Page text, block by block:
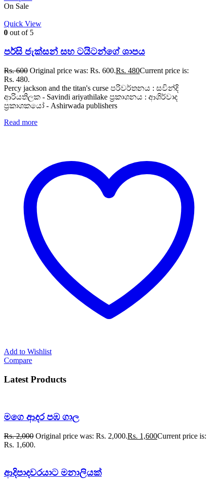
On Sale
Quick View
0 out of 5
පර්සි ජැක්සන් සහ ටයිටන්ගේ ශාපය
Rs.600 Original price was: Rs. 600.Rs. 480Current price is:
Rs. 480.
Percy jackson and the titan's curse පරිවර්තනය : සවින්දි
ආරියතිලක - Savindi ariyathilake ප්‍රකාශනය : ආශිර්වාද
ප්‍රකාශකයෝ - Ashirwada publishers
Read more
Add to Wishlist
Compare
Latest Products
මගෙ ආදර පඹ ගාල
Rs.2,000 Original price was: Rs. 2,000.Rs. 1,600Current price is:
Rs. 1,600.
ආදිපාදවරයාට මනාලියක්